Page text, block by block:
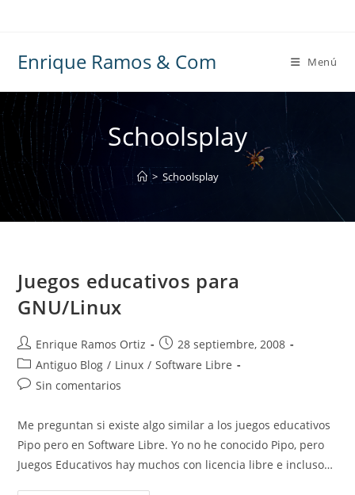
Enrique Ramos & Com Menú
Schoolsplay
> Schoolsplay
Juegos educativos para
GNU/Linux
Autor
de
la
entrada:
Enrique Ramos Ortiz
Publicación
de
28 septiembre, 2008
Categoría
de
Antiguo Blog / Linux / Software Libre
Comentarios
la
entrada:
Sin comentarios
Me preguntan si existe algo similar a los juegos educativos
Pipo pero en Software Libre. Yo no he conocido Pipo, pero
Juegos Educativos hay muchos con licencia libre e incluso…